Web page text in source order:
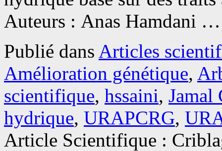
Auteurs : Anas Hamdani
Publié dans Articles
Amélioration génétique,
scientifique, hssaini, Jamal
hydrique, URAPCRG,
Article Scientifique :